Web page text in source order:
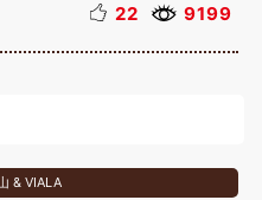
22 9199
& VIALA